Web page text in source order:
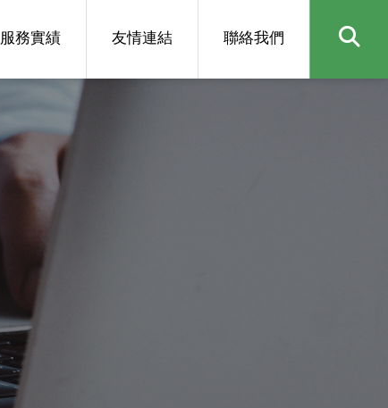
服務實績 友情連結 聯絡我們